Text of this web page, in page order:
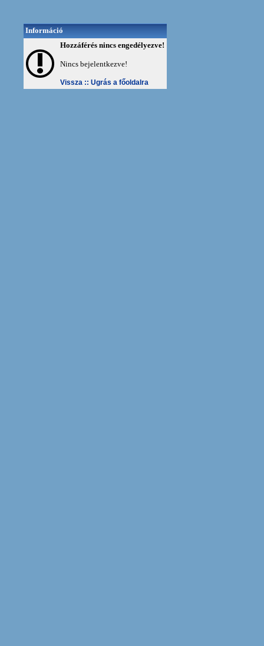
Információ
Hozzáférés nincs engedélyezve!
Nincs bejelentkezve!
Vissza :: Ugrás a főoldalra